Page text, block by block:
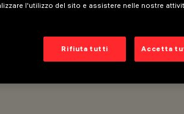
l'utilizzo del sito e assistere nelle nostre
Rifiuta tutti Accetta